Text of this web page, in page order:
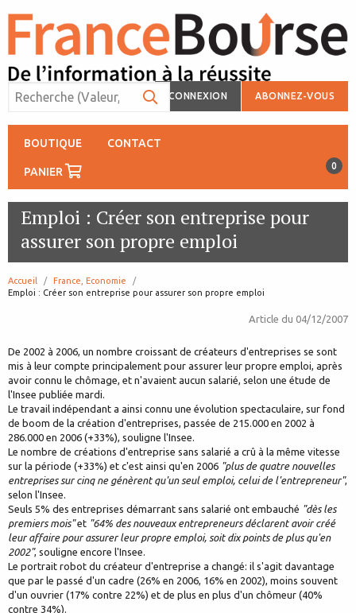
CONNEXION ABONNEZ-VOUS
BOUTIQUE CONTACT
PANIER 0
Emploi : Créer son entreprise pour
assurer son propre emploi
Accueil
France, Economie
page:
Emploi : Créer son entreprise pour assurer son propre emploi
Article du 04/12/2007
De 2002 à 2006, un nombre croissant de créateurs d'entreprises se sont
mis à leur compte principalement pour assurer leur propre emploi, après
avoir connu le chômage, et n'avaient aucun salarié, selon une étude de
l'Insee publiée mardi.
Le travail indépendant a ainsi connu une évolution spectaculaire, sur fond
de boom de la création d'entreprises, passée de 215.000 en 2002 à
286.000 en 2006 (+33%), souligne l'Insee.
Le nombre de créations d'entreprise sans salarié a crû à la même vitesse
sur la période (+33%) et c'est ainsi qu'en 2006 "plus de quatre nouvelles
entreprises sur cinq ne génèrent qu'un seul emploi, celui de l'entrepreneur",
selon l'Insee.
Seuls 5% des entreprises démarrant sans salarié ont embauché "dès les
premiers mois"et "64% des nouveaux entrepreneurs déclarent avoir créé
leur affaire pour assurer leur propre emploi, soit dix points de plus qu'en
2002", souligne encore l'Insee.
Le portrait robot du créateur d'entreprise a changé: il s'agit davantage
que par le passé d'un cadre (26% en 2006, 16% en 2002), moins souvent
d'un ouvrier (17% contre 22%) et de plus en plus d'un chômeur (40%
contre 34%).